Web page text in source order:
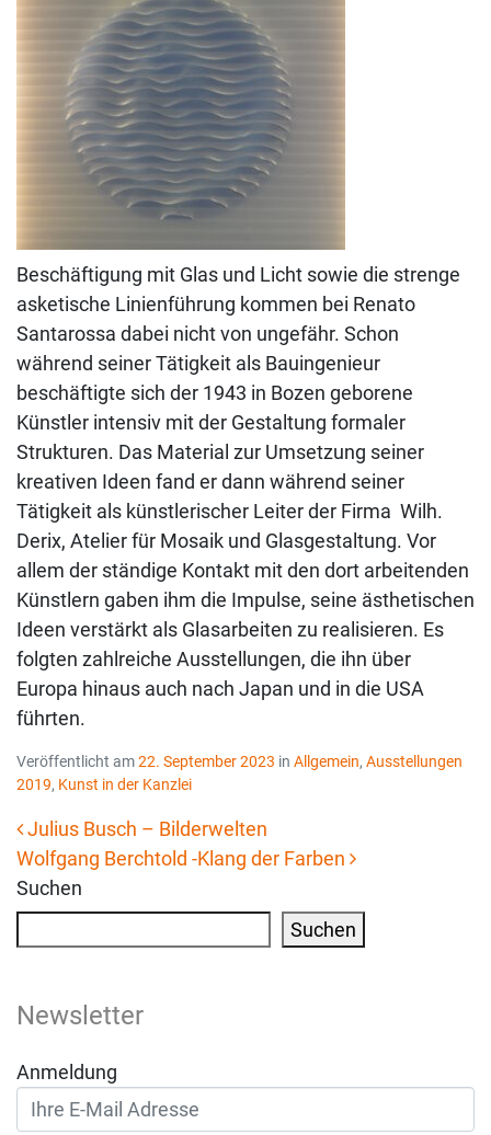
Beschäftigung mit Glas und Licht sowie die strenge
asketische Linienführung kommen bei Renato
Santarossa dabei nicht von ungefähr. Schon
während seiner Tätigkeit als Bauingenieur
beschäftigte sich der 1943 in Bozen geborene
Künstler intensiv mit der Gestaltung formaler
Strukturen. Das Material zur Umsetzung seiner
kreativen Ideen fand er dann während seiner
Tätigkeit als künstlerischer Leiter der Firma Wilh.
Derix, Atelier für Mosaik und Glasgestaltung. Vor
allem der ständige Kontakt mit den dort arbeitenden
Künstlern gaben ihm die Impulse, seine ästhetischen
Ideen verstärkt als Glasarbeiten zu realisieren. Es
folgten zahlreiche Ausstellungen, die ihn über
Europa hinaus auch nach Japan und in die USA
führten.
Veröffentlicht am22. September 2023 in Allgemein, Ausstellungen
2019, Kunst in der Kanzlei
Beitrags-Navigation
Julius Busch – Bilderwelten
Wolfgang Berchtold -Klang der Farben
Suchen
Suchen
Newsletter
Anmeldung